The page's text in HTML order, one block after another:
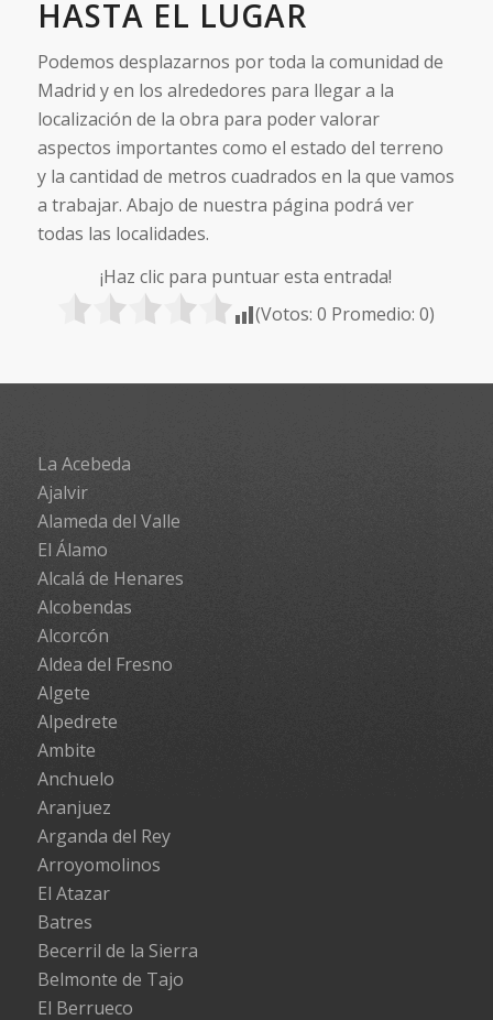
HASTA EL LUGAR
Podemos desplazarnos por toda la comunidad de
Madrid y en los alrededores para llegar a la
localización de la obra para poder valorar
aspectos importantes como el estado del terreno
y la cantidad de metros cuadrados en la que vamos
a trabajar. Abajo de nuestra página podrá ver
todas las localidades.
¡Haz clic para puntuar esta entrada!
(Votos:0 Promedio:0)
La Acebeda
Ajalvir
Alameda del Valle
El Álamo
Alcalá de Henares
Alcobendas
Alcorcón
Aldea del Fresno
Algete
Alpedrete
Ambite
Anchuelo
Aranjuez
Arganda del Rey
Arroyomolinos
El Atazar
Batres
Becerril de la Sierra
Belmonte de Tajo
El Berrueco